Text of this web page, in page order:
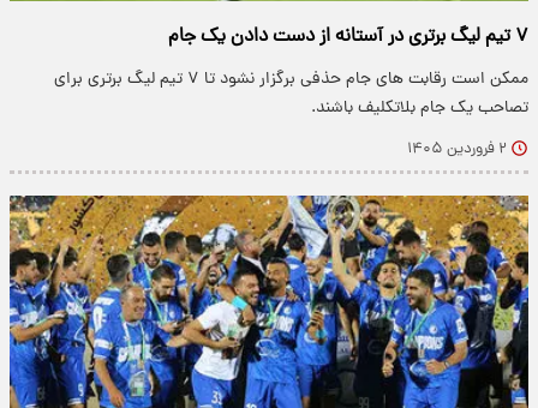
۷ تیم لیگ برتری در آستانه از دست دادن یک جام
ممکن است رقابت های جام حذفی برگزار نشود تا ۷ تیم لیگ برتری برای
تصاحب یک جام بلاتکلیف باشند.
۲ فروردین ۱۴۰۵